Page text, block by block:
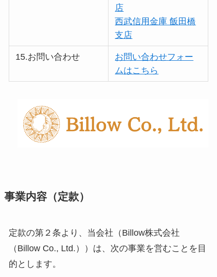
店
西武信用金庫 飯田橋
支店
15.お問い合わせ
お問い合わせフォー
ムはこちら
事業内容（定款）
定款の第２条より、当会社（Billow株式会社
（Billow Co., Ltd.））は、次の事業を営むことを目
的とします。